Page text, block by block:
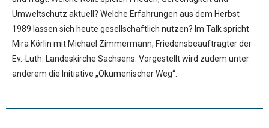
Umweltschutz aktuell? Welche Erfahrungen aus dem Herbst
1989 lassen sich heute gesellschaftlich nutzen? Im Talk spricht
Mira Körlin mit Michael Zimmermann, Friedensbeauftragter der
Ev.-Luth. Landeskirche Sachsens. Vorgestellt wird zudem unter
anderem die Initiative „Ökumenischer Weg“.